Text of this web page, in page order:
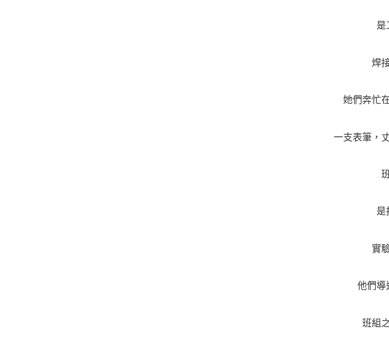
是
焊
她們奔忙
一支表筆，
是
實
他們導
班組